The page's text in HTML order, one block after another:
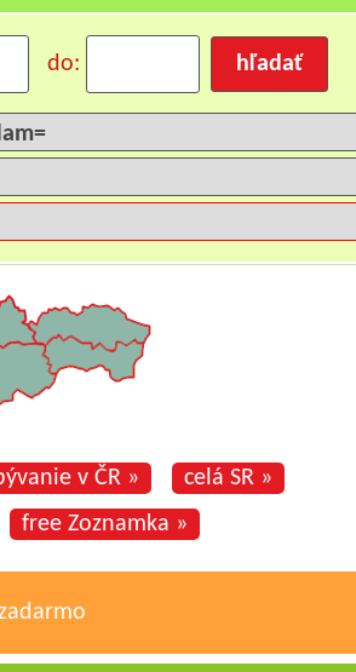
do:
v ČR »
celá SR »
free Zoznamka »